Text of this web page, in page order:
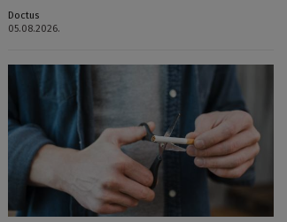
Doctus
05.08.2026.